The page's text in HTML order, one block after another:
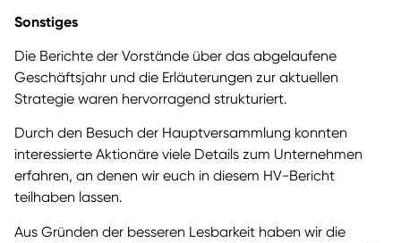
Sonstiges
Die Berichte der Vorstände über das abgelaufene
Geschäftsjahr und die Erläuterungen zur aktuellen
Strategie waren hervorragend strukturiert.
Durch den Besuch der Hauptversammlung konnten
interessierte Aktionäre viele Details zum Unternehmen
erfahren, an denen wir euch in diesem HV-Bericht
teilhaben lassen.
Aus Gründen der besseren Lesbarkeit haben wir die